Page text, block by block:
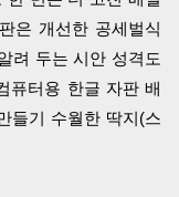
은 개선한 공세벌식
려 두는 시안 성격도
퓨터용 한글 자판 배
들기 수월한 딱지(스